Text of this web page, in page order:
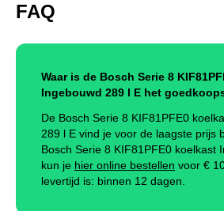
FAQ
Waar is de Bosch Serie 8
Ingebouwd 289 l E het
De Bosch Serie 8 KIF81PFE0
289 l E vind je voor de laagste prijs
Bosch Serie 8 KIF81PFE0 koelkast
kun je hier online bestellen voor €
levertijd is: binnen 12 dagen.